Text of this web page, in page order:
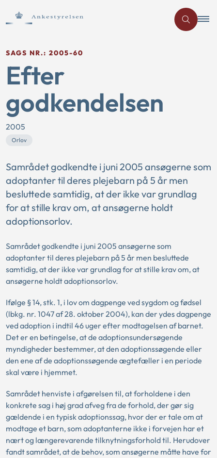
SAGS NR.: 2005-60
Efter
godkendelsen
2005
Orlov
Samrådet godkendte i juni 2005 ansøgerne som
adoptanter til deres plejebarn på 5 år men
besluttede samtidig, at der ikke var grundlag
for at stille krav om, at ansøgerne holdt
adoptionsorlov.
Samrådet godkendte i juni 2005 ansøgerne som
adoptanter til deres plejebarn på 5 år men besluttede
samtidig, at der ikke var grundlag for at stille krav om, at
ansøgerne holdt adoptionsorlov.
Ifølge § 14, stk. 1, i lov om dagpenge ved sygdom og fødsel
(lbkg. nr. 1047 af 28. oktober 2004), kan der ydes dagpenge
ved adoption i indtil 46 uger efter modtagelsen af barnet.
Det er en betingelse, at de adoptionsundersøgende
myndigheder bestemmer, at den adoptionssøgende eller
den ene af de adoptionssøgende ægtefæller i en periode
skal være i hjemmet.
Samrådet henviste i afgørelsen til, at forholdene i den
konkrete sag i høj grad afveg fra de forhold, der gør sig
gældende i en typisk adoptionssag, hvor der er tale om at
modtage et barn, som adoptanterne ikke i forvejen har et
nært og længerevarende tilknytningsforhold til. Herudover
fandt samrådet, at de behov, som ansøgerne måtte have for